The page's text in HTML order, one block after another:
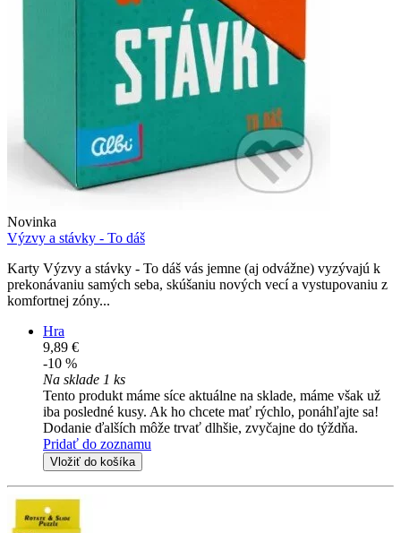
Novinka
Výzvy a stávky - To dáš
Karty Výzvy a stávky - To dáš vás jemne (aj odvážne) vyzývajú k
prekonávaniu samých seba, skúšaniu nových vecí a vystupovaniu z
komfortnej zóny...
Hra
9,89 €
-10 %
Na sklade 1 ks
Tento produkt máme síce aktuálne na sklade, máme však už
iba posledné kusy. Ak ho chcete mať rýchlo, ponáhľajte sa!
Dodanie ďalších môže trvať dlhšie, zvyčajne do týždňa.
Pridať do zoznamu
Vložiť do košíka